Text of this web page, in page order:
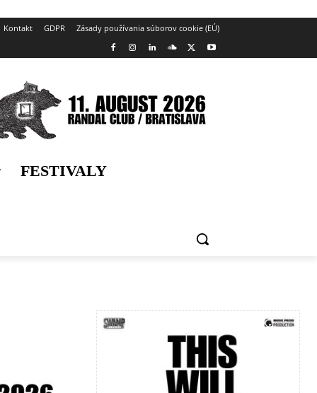
Kontakt GDPR Zásady používania súborov cookie (EÚ)
FESTIVALY